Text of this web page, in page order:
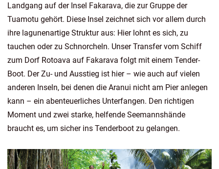
Landgang auf der Insel Fakarava, die zur Gruppe der
Tuamotu gehört. Diese Insel zeichnet sich vor allem durch
ihre lagunenartige Struktur aus: Hier lohnt es sich, zu
tauchen oder zu Schnorcheln. Unser Transfer vom Schiff
zum Dorf Rotoava auf Fakarava folgt mit einem Tender-
Boot. Der Zu- und Ausstieg ist hier – wie auch auf vielen
anderen Inseln, bei denen die Aranui nicht am Pier anlegen
kann – ein abenteuerliches Unterfangen. Den richtigen
Moment und zwei starke, helfende Seemannshände
braucht es, um sicher ins Tenderboot zu gelangen.